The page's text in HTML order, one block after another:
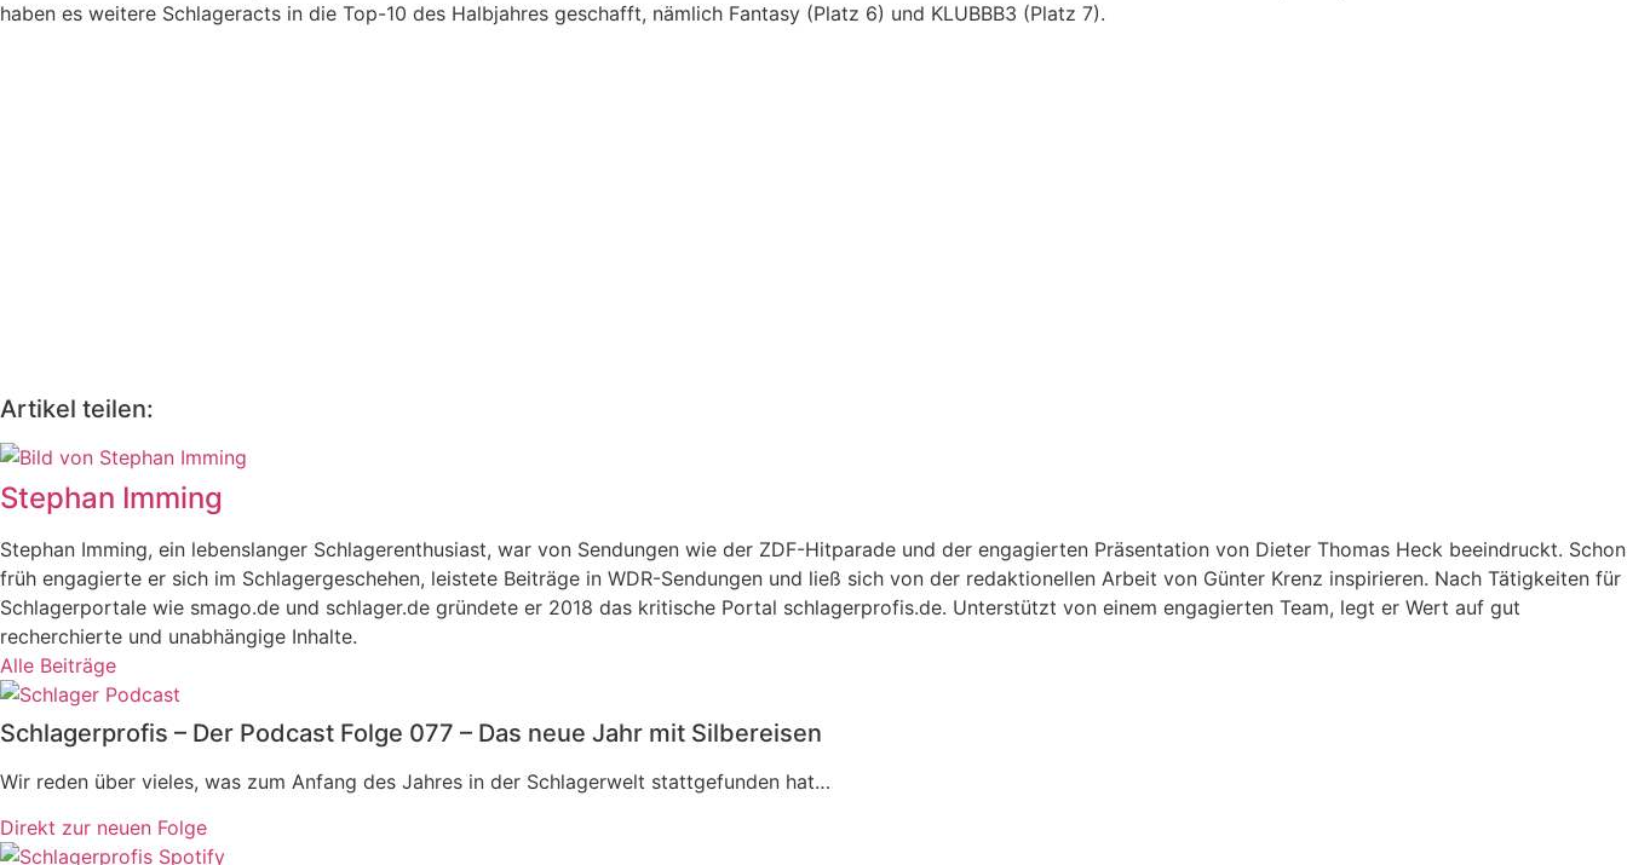
haben es weitere Schlageracts in die Top-10 des Halbjahres geschafft, nämlich Fantasy (Platz 6) und KLUBBB3 (Platz 7).
Artikel teilen:
Stephan Imming
Stephan Imming, ein lebenslanger Schlagerenthusiast, war von Sendungen wie der ZDF-Hitparade und der engagierten Präsentation von Dieter Thomas Heck beeindruckt. Schon
früh engagierte er sich im Schlagergeschehen, leistete Beiträge in WDR-Sendungen und ließ sich von der redaktionellen Arbeit von Günter Krenz inspirieren. Nach Tätigkeiten für
Schlagerportale wie smago.de und schlager.de gründete er 2018 das kritische Portal schlagerprofis.de. Unterstützt von einem engagierten Team, legt er Wert auf gut
recherchierte und unabhängige Inhalte.
Alle Beiträge
Schlagerprofis – Der Podcast Folge 077 – Das neue Jahr mit Silbereisen
Wir reden über vieles, was zum Anfang des Jahres in der Schlagerwelt stattgefunden hat…
Direkt zur neuen Folge